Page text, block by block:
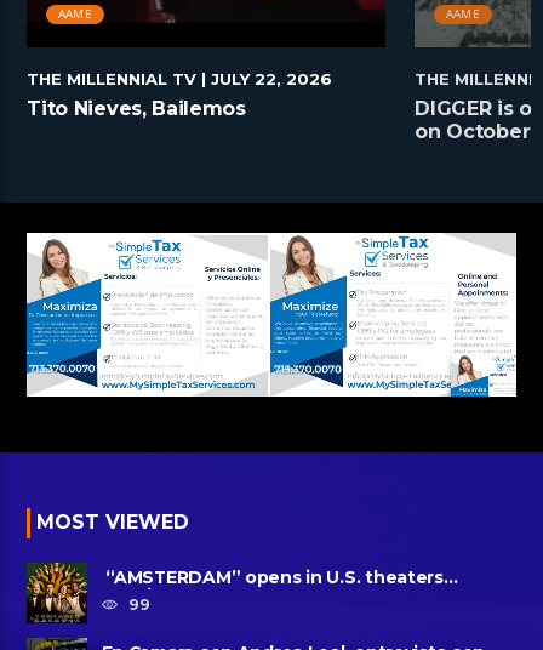
AAME
THE MILLENNIAL TV | JULY 22, 2026
Tito Nieves, Bailemos
AAME
THE
DIGGER is
on October
MOST VIEWED
“AMSTERDAM” opens in U.S. theaters
October 7, 2022
99